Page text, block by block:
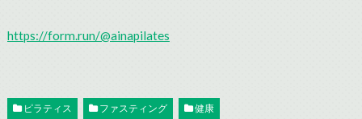
https://form.run/@ainapilates
ピラティス ファスティング 健康